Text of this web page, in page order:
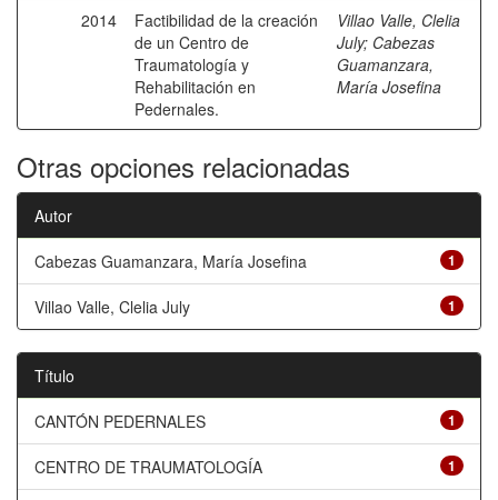
2014
Factibilidad de la creación
de un Centro de
Traumatología y
Rehabilitación en
Pedernales.
Villao Valle, Clelia
July; Cabezas
Guamanzara,
María Josefina
Otras opciones relacionadas
Autor
1
Cabezas Guamanzara, María Josefina
1
Villao Valle, Clelia July
Título
1
CANTÓN PEDERNALES
1
CENTRO DE TRAUMATOLOGÍA